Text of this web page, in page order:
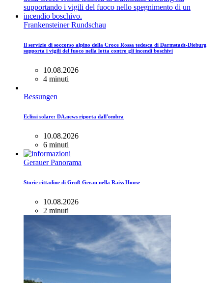
Frankensteiner Rundschau
Il servizio di soccorso alpino della Croce Rossa tedesca di Darmstadt-Dieburg
supporta i vigili del fuoco nella lotta contro gli incendi boschivi
10.08.2026
4 minuti
Bessungen
Eclissi solare: DA.news riporta dall'ombra
10.08.2026
6 minuti
Gerauer Panorama
Storie cittadine di Groß-Gerau nella Raiss House
10.08.2026
2 minuti